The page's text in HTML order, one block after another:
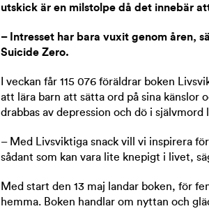
utskick är en milstolpe då det innebär
– Intresset har bara vuxit genom åren,
Suicide Zero.
I veckan får 115 076 föräldrar boken
att lära barn att sätta ord på sina
drabbas av depression och dö i
– Med Livsviktiga snack vill vi inspirera
sådant som kan vara lite knepigt i livet,
Med start den 13 maj landar boken, för
hemma. Boken handlar om nyttan och